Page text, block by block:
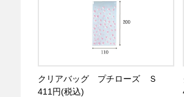
クリアバッグ プチローズ Ｓ
411円(税込)